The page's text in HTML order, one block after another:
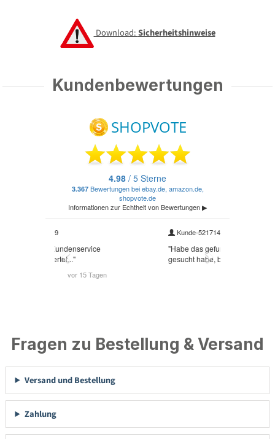
Download:Sicherheitshinweise
Kundenbewertungen
Fragen zu Bestellung & Versand
Versand und Bestellung
Zahlung